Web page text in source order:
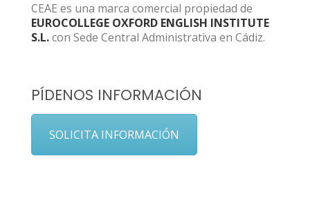
CEAE es una marca comercial propiedad de
EUROCOLLEGE OXFORD ENGLISH INSTITUTE
S.L.con Sede Central Administrativa en Cádiz.
PÍDENOS INFORMACIÓN
SOLICITA INFORMACIÓN